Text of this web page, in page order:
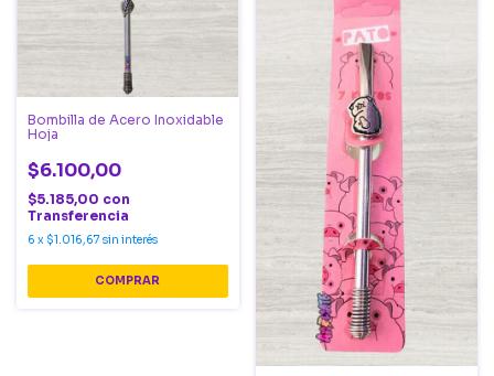
Bombilla de Acero Inoxidable
Hoja
$6.100,00
$5.185,00 con
Transferencia
6 x $1.016,67 sin interés